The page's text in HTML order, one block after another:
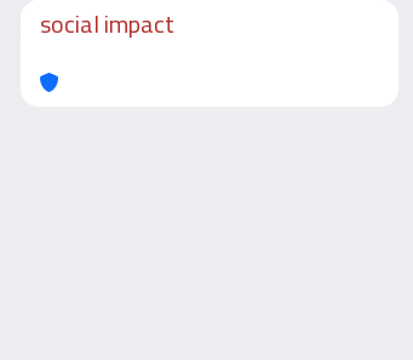
social impact